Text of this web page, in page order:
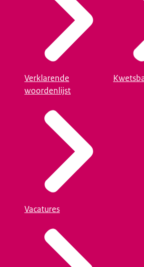
Verklarende
woordenlijst
Vacatures